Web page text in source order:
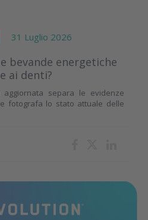
31 Luglio 2026
bevande energetiche
ai denti?
aggiornata separa le evidenze
fotografa lo stato attuale delle